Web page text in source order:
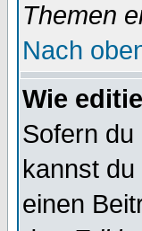
Themen
Nach
Wie
Sofern
kannst
einen